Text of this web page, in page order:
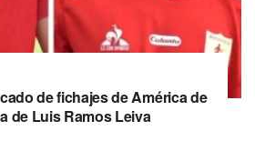
de fichajes de América de
de Luis Ramos Leiva